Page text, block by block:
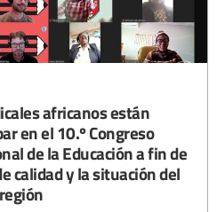
africanos están
en el 10.º Congreso
de la Educación a fin de
calidad y la situación del